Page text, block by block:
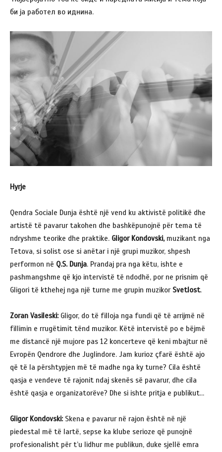
би ја работел во иднина.
Hyrje
Qendra Sociale Dunja është një vend ku aktivistë politikë dhe
artistë të pavarur takohen dhe bashkëpunojnë për tema të
ndryshme teorike dhe praktike. Gligor Kondovski, muzikant nga
Tetova, si solist ose si anëtar i një grupi muzikor, shpesh
performon në Q.S. Dunja. Prandaj pra nga këtu, ishte e
pashmangshme që kjo intervistë të ndodhë, por ne prisnim që
Gligori të kthehej nga një turne me grupin muzikor Svetlost.
Zoran Vasileski: Gligor, do të filloja nga fundi që të arrijmë në
fillimin e rrugëtimit tënd muzikor. Këtë intervistë po e bëjmë
me distancë një mujore pas 12 koncerteve që keni mbajtur në
Evropën Qendrore dhe Juglindore. Jam kurioz çfarë është ajo
që të la përshtypjen më të madhe nga ky turne? Cila është
qasja e vendeve të rajonit ndaj skenës së pavarur, dhe cila
është qasja e organizatorëve? Dhe si ishte pritja e publikut…
Gligor Kondovski: Skena e pavarur në rajon është në një
piedestal më të lartë, sepse ka klube serioze që punojnë
profesionalisht për t’u lidhur me publikun, duke sjellë emra